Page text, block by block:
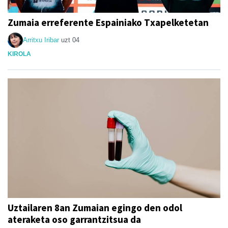
Zumaia erreferente Espainiako Txapelketetan
Arritxu Iribar uzt 04
KIROLA
Uztailaren 8an Zumaian egingo den odol
ateraketa oso garrantzitsua da